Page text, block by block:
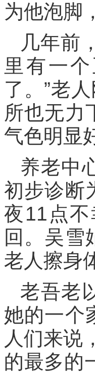
为他泡脚
几年前
里有一
了。”老
所也无力
气色明显
养老中
初步诊断
夜11点
回。吴雪
老人擦身
老吾老
她的一个
人们来说
的最多的